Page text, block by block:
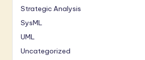
Strategic Analysis
SysML
UML
Uncategorized